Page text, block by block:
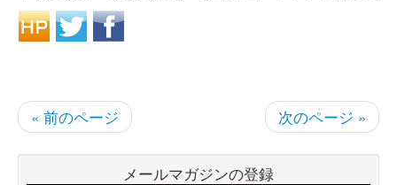
« 前のページ 次のページ »
メールマガジンの登録